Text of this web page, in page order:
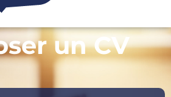
un CV